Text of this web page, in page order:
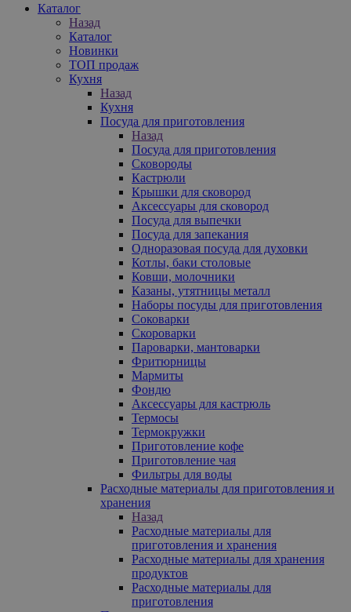
Каталог
Назад
Каталог
Новинки
ТОП продаж
Кухня
Назад
Кухня
Посуда для приготовления
Назад
Посуда для приготовления
Сковороды
Кастрюли
Крышки для сковород
Аксессуары для сковород
Посуда для выпечки
Посуда для запекания
Одноразовая посуда для духовки
Котлы, баки столовые
Ковши, молочники
Казаны, утятницы металл
Наборы посуды для приготовления
Соковарки
Скороварки
Пароварки, мантоварки
Фритюрницы
Мармиты
Фондю
Аксессуары для кастрюль
Термосы
Термокружки
Приготовление кофе
Приготовление чая
Фильтры для воды
Расходные материалы для приготовления и
хранения
Назад
Расходные материалы для
приготовления и хранения
Расходные материалы для хранения
продуктов
Расходные материалы для
приготовления